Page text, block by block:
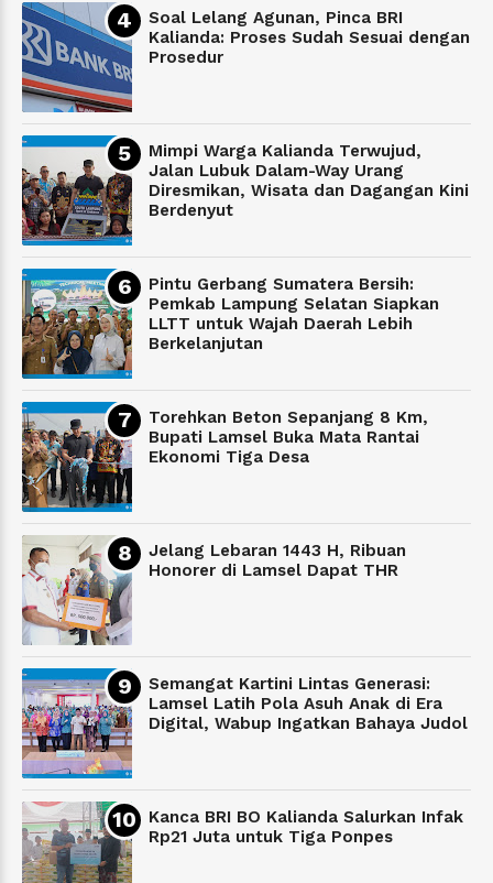
Soal Lelang Agunan, Pinca BRI
Kalianda: Proses Sudah Sesuai dengan
Prosedur
Mimpi Warga Kalianda Terwujud,
Jalan Lubuk Dalam-Way Urang
Diresmikan, Wisata dan Dagangan Kini
Berdenyut
Pintu Gerbang Sumatera Bersih:
Pemkab Lampung Selatan Siapkan
LLTT untuk Wajah Daerah Lebih
Berkelanjutan
Torehkan Beton Sepanjang 8 Km,
Bupati Lamsel Buka Mata Rantai
Ekonomi Tiga Desa
Jelang Lebaran 1443 H, Ribuan
Honorer di Lamsel Dapat THR
Semangat Kartini Lintas Generasi:
Lamsel Latih Pola Asuh Anak di Era
Digital, Wabup Ingatkan Bahaya Judol
Kanca BRI BO Kalianda Salurkan Infak
Rp21 Juta untuk Tiga Ponpes